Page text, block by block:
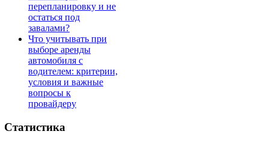
перепланировку и не
остаться под
завалами?
Что учитывать при
выборе аренды
автомобиля с
водителем: критерии,
условия и важные
вопросы к
провайдеру
Статистика